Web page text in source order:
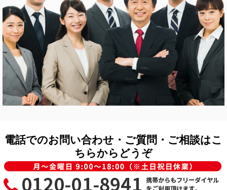
電話でのお問い合わせ・ご質問・ご相談はこ
ちらからどうぞ